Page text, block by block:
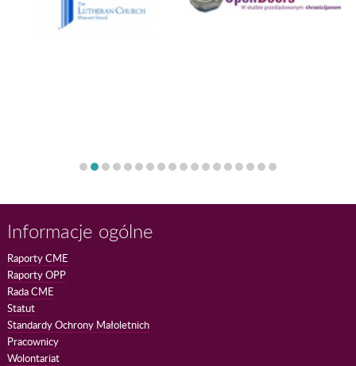
Informacje ogólne
Raporty CME
Raporty OPP
Rada CME
Statut
Standardy Ochrony Małoletnich
Pracownicy
Wolontariat